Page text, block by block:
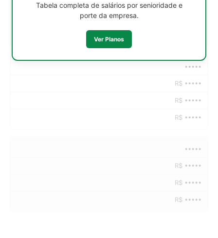
•••••
R$ •••••
R$ •••••
R$ •••••
•••••
R$ •••••
R$ •••••
R$ •••••
Tabela completa de salários por senioridade e
porte da empresa.
Ver Planos